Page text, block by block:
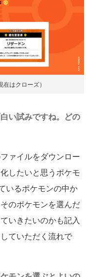
在はクローズ）
い試みですね。どの
ァイルをダウンロー
したいと思うポケモ
いるポケモンの中か
のポケモンを選んだ
いきたいのかも記入
ていただく流れで